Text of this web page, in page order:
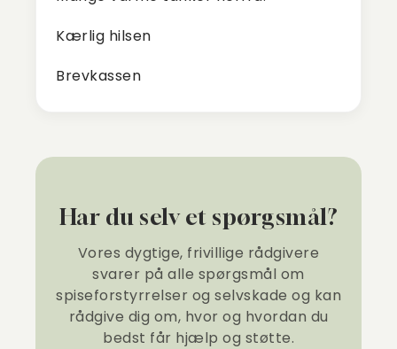
Kærlig hilsen
Brevkassen
Har du selv et spørgsmål?
Vores dygtige, frivillige rådgivere
svarer på alle spørgsmål om
spiseforstyrrelser og selvskade og kan
rådgive dig om, hvor og hvordan du
bedst får hjælp og støtte.